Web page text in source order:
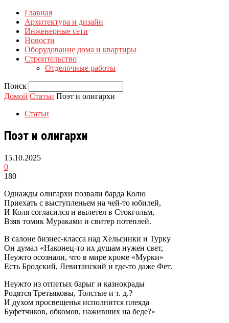
Главная
Архитектура и дизайн
Инженерные сети
Новости
Оборудование дома и квартиры
Строительство
Отделочные работы
Поиск
Домой Статьи Поэт и олигархи
Статьи
Поэт и олигархи
15.10.2025
0
180
Однажды олигархи позвали барда Колю
Приехать с выступленьем на чей-то юбилей,
И Коля согласился и вылетел в Стокгольм,
Взяв томик Мураками и свитер потеплей.
В салоне бизнес-класса над Хельсинки и Турку
Он думал «Наконец-то их душам нужен свет,
Неужто осознали, что в мире кроме «Мурки»
Есть Бродский, Левитанский и где-то даже Фет.
Неужто из отпетых барыг и казнокрады
Родятся Третьяковы, Толстые и т. д.?
И духом просвещенья исполнится плеяда
Буфетчиков, обкомов, наживших на беде?»